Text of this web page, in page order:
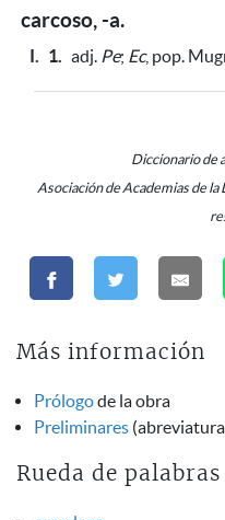
carcoso, -a.
I. 1. adj. Pe; Ec, pop.
Diccionario de
Asociación de Academias de
Más información
Prólogode la obra
Preliminares
Rueda de palabras